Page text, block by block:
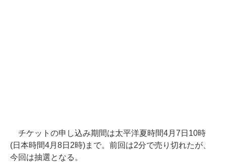
チケットの申し込み期間は太平洋夏時間4月7日10時
(日本時間4月8日2時)まで。前回は2分で売り切れたが、
今回は抽選となる。